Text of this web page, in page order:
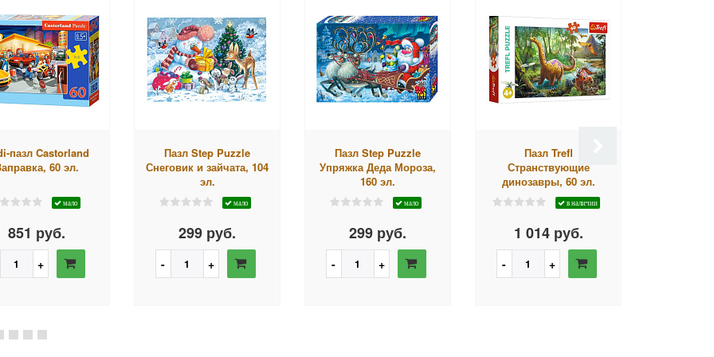
пазл Castorland
60 эл.
мало
851 руб.
Пазл Step Puzzle
Снеговик и зайчата, 104
эл.
мало
299 руб.
Пазл Step Puzzle
Упряжка Деда Мороза,
160 эл.
мало
299 руб.
Пазл Trefl
Странствующие
динозавры, 60 эл.
в наличии
1 014 руб.